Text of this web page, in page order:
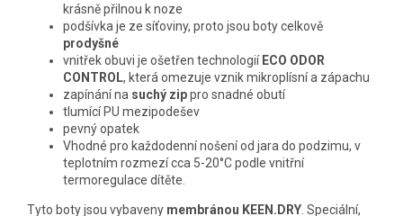
krásně přilnou k noze
podšívka je ze síťoviny, proto jsou boty celkově
prodyšné
vnitřek obuvi je ošetřen technologií ECO ODOR
CONTROL, která omezuje vznik mikroplísní a zápachu
zapínání na suchý zippro snadné obutí
tlumící PU mezipodešev
pevný opatek
Vhodné pro každodenní nošení od jara do podzimu, v
teplotním rozmezí cca 5-20°C podle vnitřní
termoregulace dítěte.
Tyto boty jsou vybaveny membránou KEEN.DRY . Speciální,